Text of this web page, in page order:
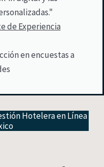
de Experiencia
en encuestas a
Hotelera en Línea